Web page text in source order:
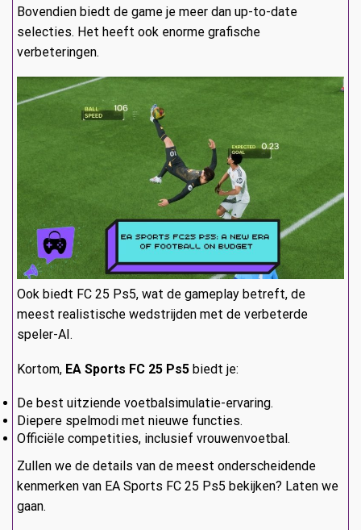
Bovendien biedt de game je meer dan up-to-date
selecties. Het heeft ook enorme grafische
verbeteringen.
Ook biedt FC 25 Ps5, wat de gameplay betreft, de
meest realistische wedstrijden met de verbeterde
speler-AI.
Kortom, EA Sports FC 25 Ps5 biedt je:
De best uitziende voetbalsimulatie-ervaring.
Diepere spelmodi met nieuwe functies.
Officiële competities, inclusief vrouwenvoetbal.
Zullen we de details van de meest onderscheidende
kenmerken van EA Sports FC 25 Ps5 bekijken? Laten we
gaan.